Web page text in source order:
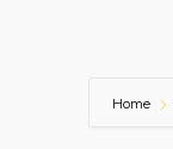
Home